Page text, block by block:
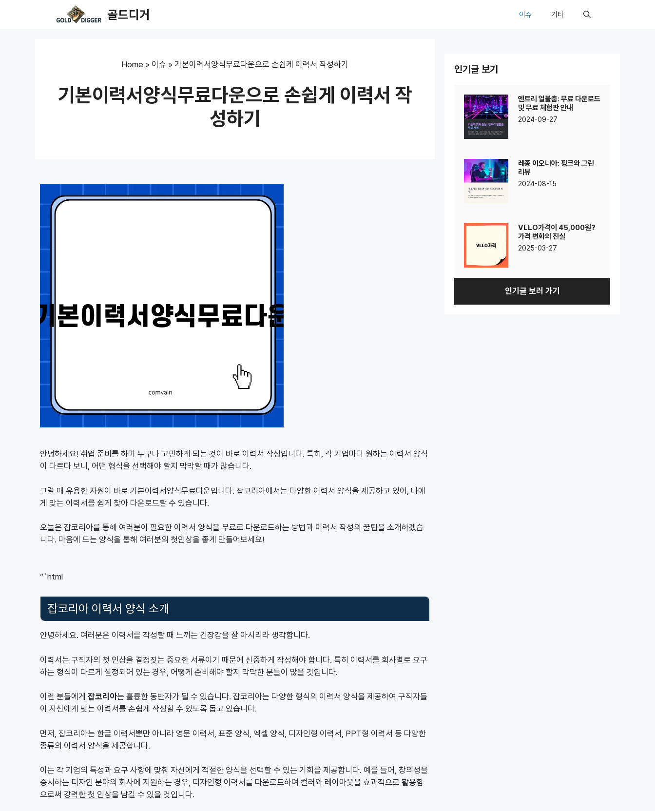
골드디거 이슈 기타
Home » 이슈 » 기본이력서양식무료다운으로 손쉽게 이력서 작성하기
기본이력서양식무료다운으로 손쉽게 이력서 작
성하기
안녕하세요! 취업 준비를 하며 누구나 고민하게 되는 것이 바로 이력서 작성입니다. 특히, 각 기업마다 원하는 이력서 양식
이 다르다 보니, 어떤 형식을 선택해야 할지 막막할 때가 많습니다.
그럴 때 유용한 자원이 바로 기본이력서양식무료다운입니다. 잡코리아에서는 다양한 이력서 양식을 제공하고 있어, 나에
게 맞는 이력서를 쉽게 찾아 다운로드할 수 있습니다.
오늘은 잡코리아를 통해 여러분이 필요한 이력서 양식을 무료로 다운로드하는 방법과 이력서 작성의 꿀팁을 소개하겠습
니다. 마음에 드는 양식을 통해 여러분의 첫인상을 좋게 만들어보세요!
“`html
잡코리아 이력서 양식 소개
안녕하세요. 여러분은 이력서를 작성할 때 느끼는 긴장감을 잘 아시리라 생각합니다.
이력서는 구직자의 첫 인상을 결정짓는 중요한 서류이기 때문에 신중하게 작성해야 합니다. 특히 이력서를 회사별로 요구
하는 형식이 다르게 설정되어 있는 경우, 어떻게 준비해야 할지 막막한 분들이 많을 것입니다.
이런 분들에게 잡코리아는 훌륭한 동반자가 될 수 있습니다. 잡코리아는 다양한 형식의 이력서 양식을 제공하여 구직자들
이 자신에게 맞는 이력서를 손쉽게 작성할 수 있도록 돕고 있습니다.
먼저, 잡코리아는 한글 이력서뿐만 아니라 영문 이력서, 표준 양식, 엑셀 양식, 디자인형 이력서, PPT형 이력서 등 다양한
종류의 이력서 양식을 제공합니다.
이는 각 기업의 특성과 요구 사항에 맞춰 자신에게 적절한 양식을 선택할 수 있는 기회를 제공합니다. 예를 들어, 창의성을
중시하는 디자인 분야의 회사에 지원하는 경우, 디자인형 이력서를 다운로드하여 컬러와 레이아웃을 효과적으로 활용함
으로써 강력한 첫 인상을 남길 수 있을 것입니다.
인기글 보기
엔트리 얼불춤: 무료 다운로드
및 무료 체험판 안내
2024-09-27
레종 이오니아: 핑크와 그린
리뷰
2024-08-15
VLLO가격이 45,000원?
가격 변화의 진실
2025-03-27
인기글 보러 가기